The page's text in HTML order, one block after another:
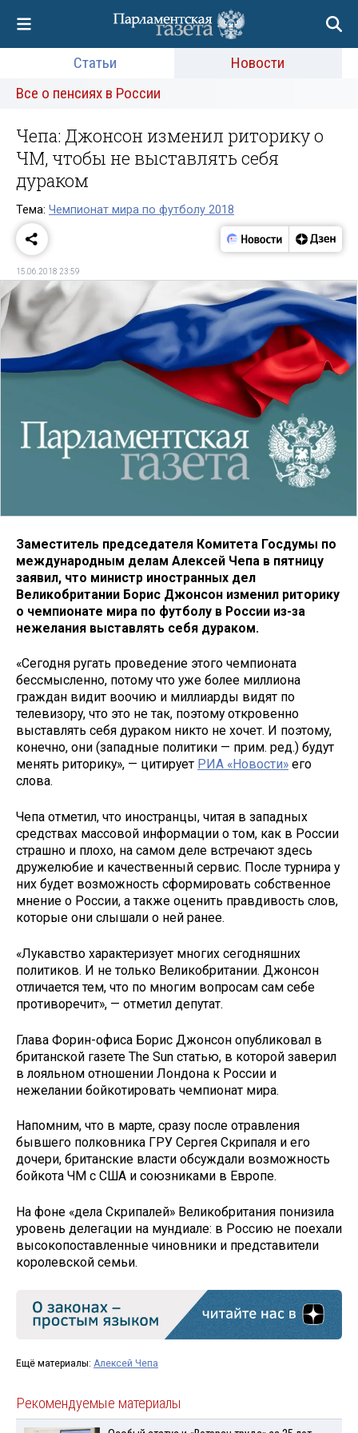
Статьи
Новости
Все о пенсиях в России
Чепа: Джонсон изменил риторику о
ЧМ, чтобы не выставлять себя
дураком
Тема: Чемпионат мира по футболу 2018
15.06.2018 23:59
Заместитель председателя Комитета Госдумы по
международным делам Алексей Чепа в пятницу
заявил, что министр иностранных дел
Великобритании Борис Джонсон изменил риторику
о чемпионате мира по футболу в России из-за
нежелания выставлять себя дураком.
«Сегодня ругать проведение этого чемпионата
бессмысленно, потому что уже более миллиона
граждан видит воочию и миллиарды видят по
телевизору, что это не так, поэтому откровенно
выставлять себя дураком никто не хочет. И поэтому,
конечно, они (западные политики — прим. ред.) будут
менять риторику», — цитирует РИА «Новости» его
слова.
Чепа отметил, что иностранцы, читая в западных
средствах массовой информации о том, как в России
страшно и плохо, на самом деле встречают здесь
дружелюбие и качественный сервис. После турнира у
них будет возможность сформировать собственное
мнение о России, а также оценить правдивость слов,
которые они слышали о ней ранее.
«Лукавство характеризует многих сегодняшних
политиков. И не только Великобритании. Джонсон
отличается тем, что по многим вопросам сам себе
противоречит», — отметил депутат.
Глава Форин-офиса Борис Джонсон опубликовал в
британской газете The Sun статью, в которой заверил
в лояльном отношении Лондона к России и
нежелании бойкотировать чемпионат мира.
Напомним, что в марте, сразу после отравления
бывшего полковника ГРУ Сергея Скрипаля и его
дочери, британские власти обсуждали возможность
бойкота ЧМ с США и союзниками в Европе.
На фоне «дела Скрипалей» Великобритания понизила
уровень делегации на мундиале: в Россию не поехали
высокопоставленные чиновники и представители
королевской семьи.
Ещё материалы: Алексей Чепа
Рекомендуемые материалы